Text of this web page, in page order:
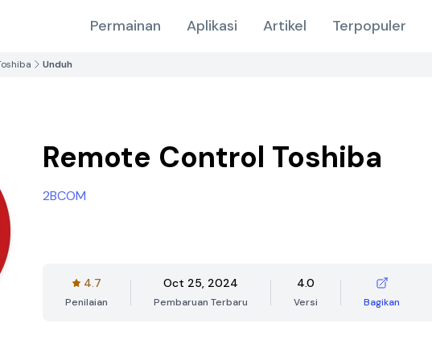
Permainan Aplikasi Artikel Terpopuler
Unduh
Remote Control Toshiba
2BCOM
4.7
Penilaian
Oct 25, 2024
Pembaruan Terbaru
4.0
Versi Bagikan